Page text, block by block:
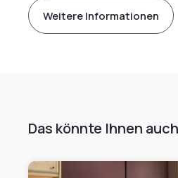
Weitere Informationen
Das könnte Ihnen